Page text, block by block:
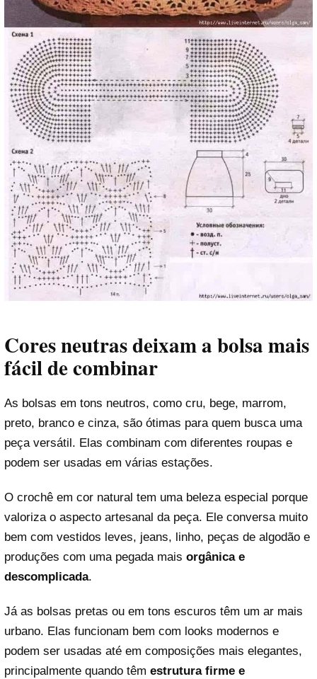
Cores neutras deixam a bolsa mais
fácil de combinar
As bolsas em tons neutros, como cru, bege, marrom,
preto, branco e cinza, são ótimas para quem busca uma
peça versátil. Elas combinam com diferentes roupas e
podem ser usadas em várias estações.
O crochê em cor natural tem uma beleza especial porque
valoriza o aspecto artesanal da peça. Ele conversa muito
bem com vestidos leves, jeans, linho, peças de algodão e
produções com uma pegada mais orgânica e
descomplicada.
Já as bolsas pretas ou em tons escuros têm um ar mais
urbano. Elas funcionam bem com looks modernos e
podem ser usadas até em composições mais elegantes,
principalmente quando têm estrutura firme e